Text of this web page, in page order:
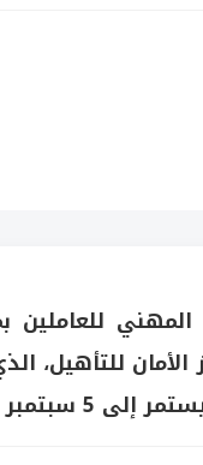
المهني
للتأهيل،
المقبل.